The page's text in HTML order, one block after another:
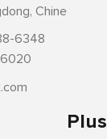
Chine
6348
Plus